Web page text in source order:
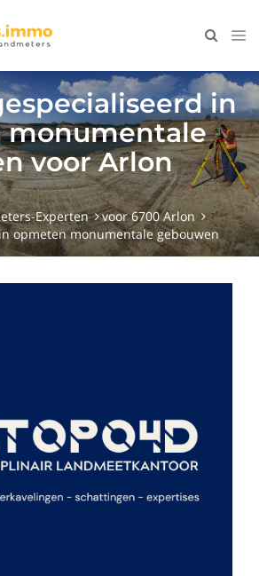
in
monumentale
voor Arlon
Experten
voor 6700 Arlon
opmeten monumentale gebouwen